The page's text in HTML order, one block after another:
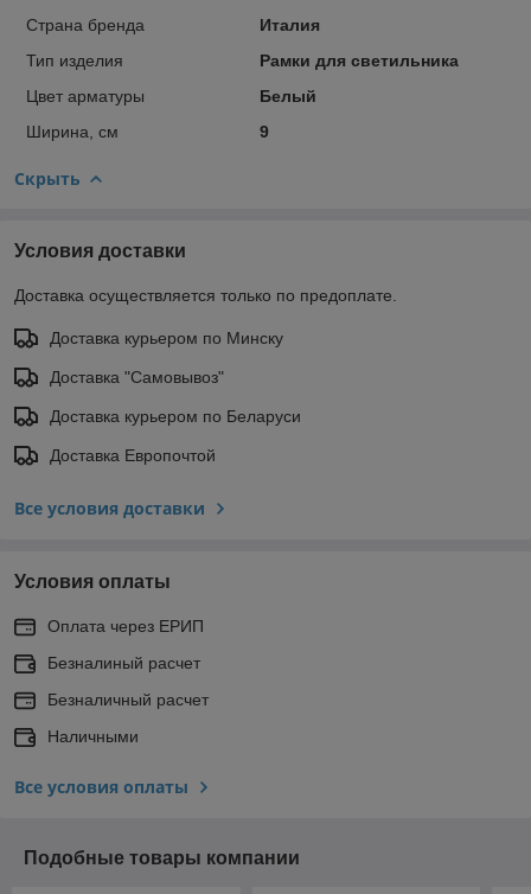
Страна бренда
Италия
Тип изделия
Рамки для светильника
Цвет арматуры
Белый
Ширина, см
9
Скрыть
Условия доставки
Доставка осуществляется только по предоплате.
Доставка курьером по Минску
Доставка "Самовывоз"
Доставка курьером по Беларуси
Доставка Европочтой
Все условия доставки
Условия оплаты
Оплата через ЕРИП
Безналиный расчет
Безналичный расчет
Наличными
Все условия оплаты
Подобные товары компании